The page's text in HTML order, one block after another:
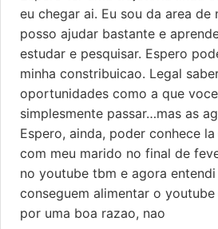
eu chegar ai. Eu sou da area
posso ajudar bastante e
estudar e pesquisar. Espero
minha constribuicao. Legal
oportunidades como a que
simplesmente passar…mas as
Espero, ainda, poder conhece
com meu marido no final de
no youtube tbm e agora
conseguem alimentar o
por uma boa razao, nao